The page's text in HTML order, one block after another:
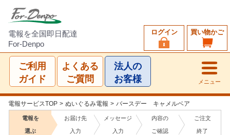
電報を全国即日配達
For-Denpo
買い物かご
ログイン
ご利用
ガイド
よくある
ご質問
法人の
お客様
メニュー
電報サービスTOP > ぬいぐるみ電報 > バースデー キャメルベア
電報を
選ぶ
お届け先
入力
メッセージ
入力
内容の
ご確認
ご注文
終了